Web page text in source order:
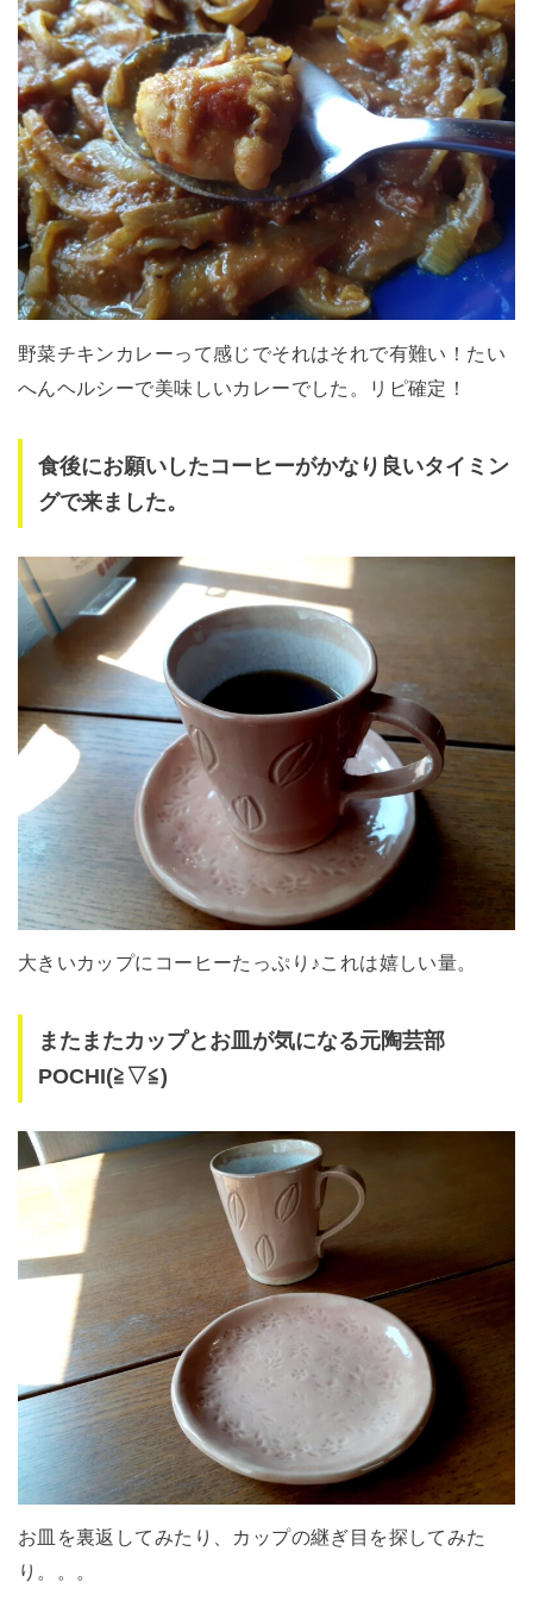
野菜チキンカレーって感じでそれはそれで有難い！たい
へんヘルシーで美味しいカレーでした。リピ確定！
食後にお願いしたコーヒーがかなり良いタイミン
グで来ました。
大きいカップにコーヒーたっぷり♪これは嬉しい量。
またまたカップとお皿が気になる元陶芸部
POCHI(≧▽≦)
お皿を裏返してみたり、カップの継ぎ目を探してみた
り。。。